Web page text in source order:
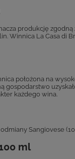
produkcję
Winnica La Casa di
położona na
gospodarstwo
każdego wina.
Sangiovese
ml